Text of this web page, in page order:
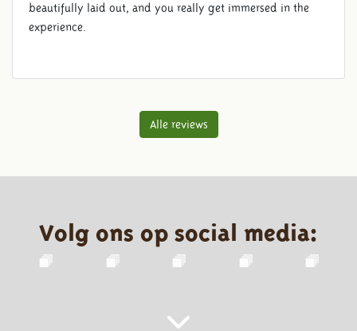
beautifully laid out, and you really get immersed in the
experience.
Alle reviews
Volg ons op social media: